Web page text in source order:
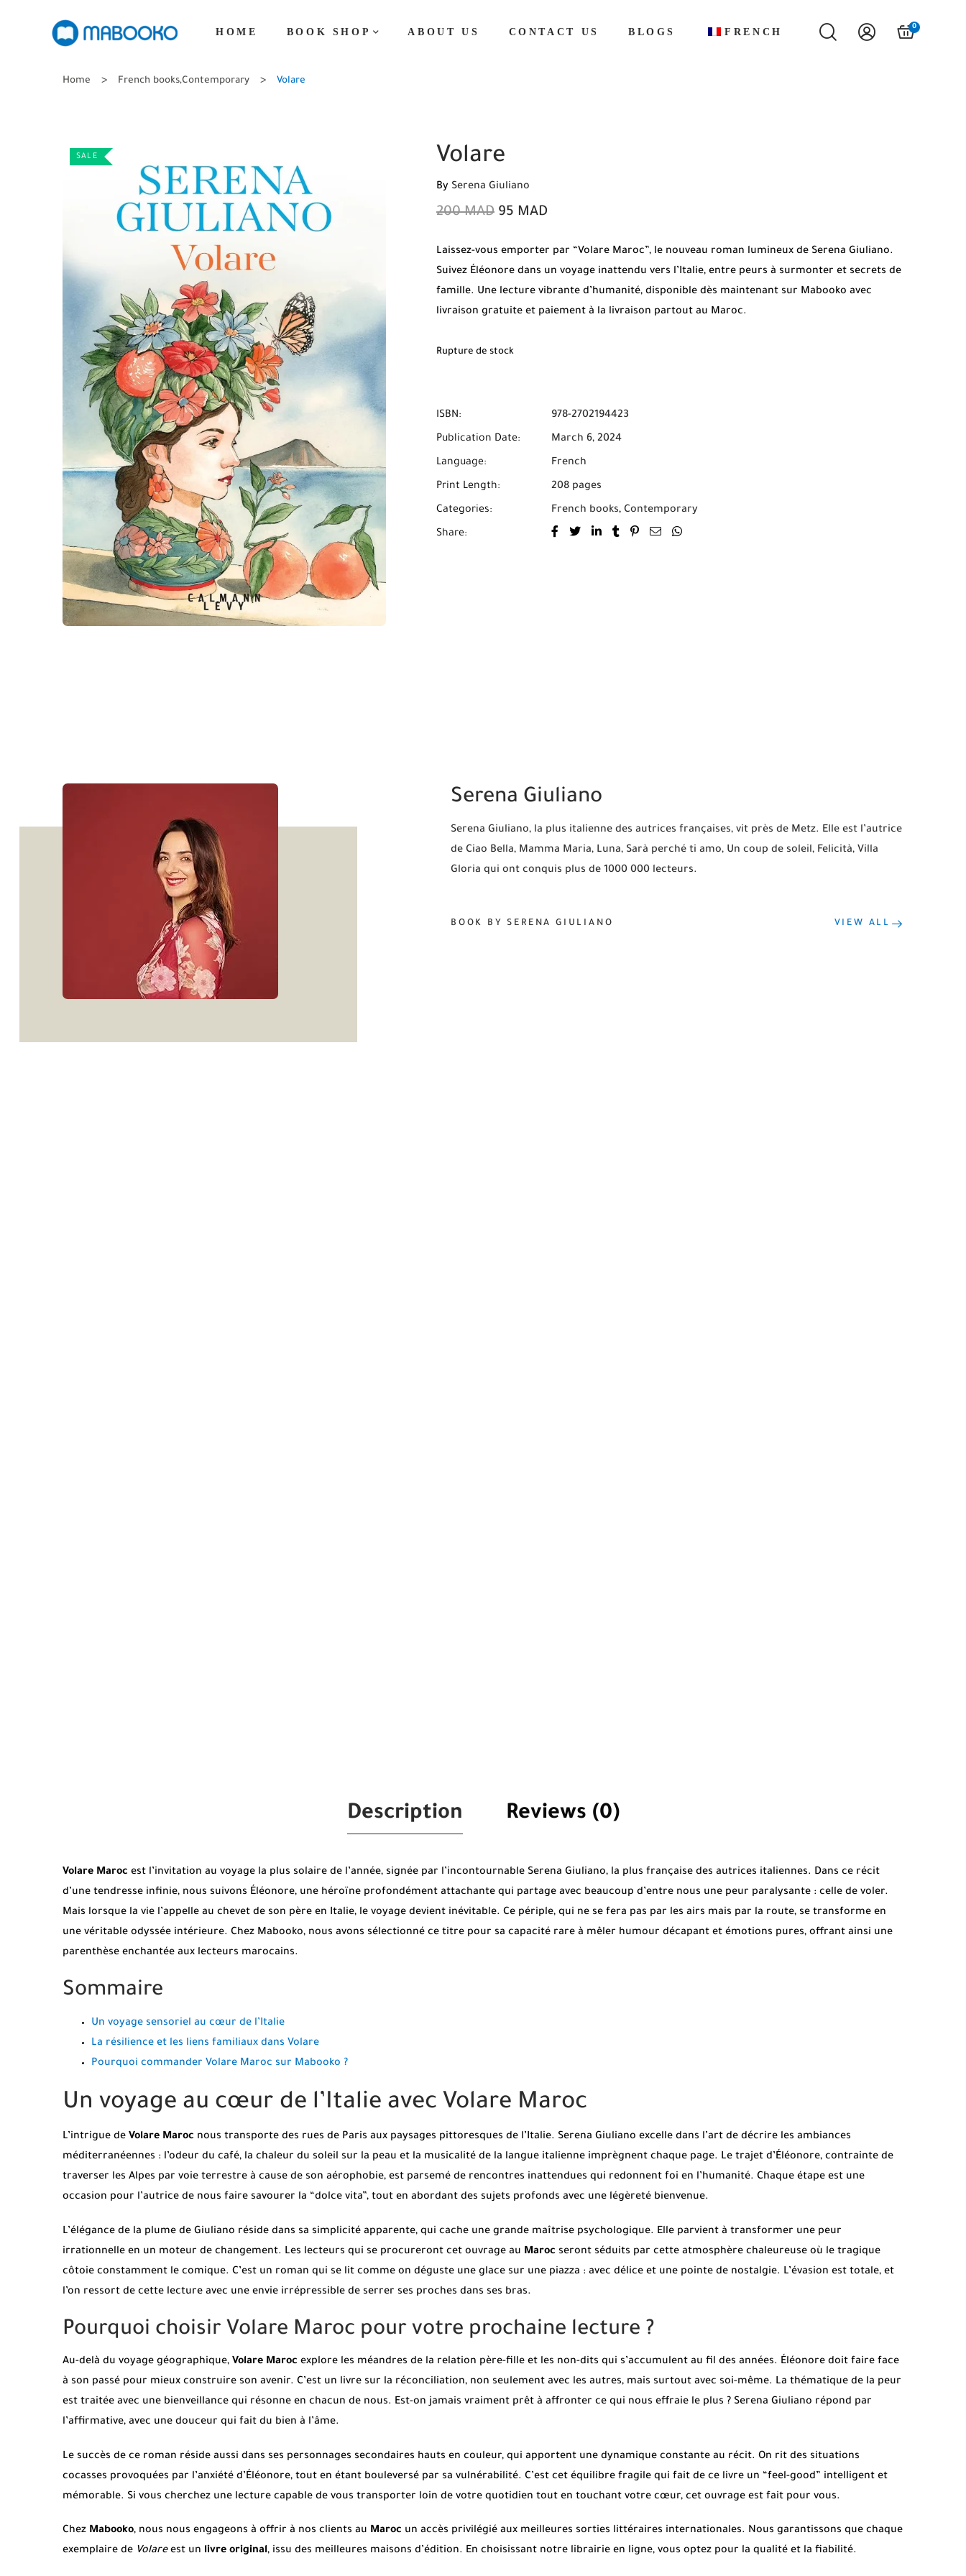
HOME BOOK SHOP ABOUT US CONTACT US BLOGS FRENCH 0
Home French books,Contemporary Volare
SALE Volare
By Serena Giuliano
200MAD 95 MAD
Laissez-vous emporter par “Volare Maroc”, le nouveau roman lumineux de Serena Giuliano.
Suivez Éléonore dans un voyage inattendu vers l’Italie, entre peurs à surmonter et secrets de
famille. Une lecture vibrante d’humanité, disponible dès maintenant sur Mabooko avec
livraison gratuite et paiement à la livraison partout au Maroc.
Rupture de stock
ISBN: 978-2702194423
Publication Date: March 6, 2024
Language: French
Print Length: 208 pages
Categories: French books, Contemporary
Share:
Serena Giuliano
Serena Giuliano, la plus italienne des autrices françaises, vit près de Metz. Elle est l’autrice
de Ciao Bella, Mamma Maria, Luna, Sarà perché ti amo, Un coup de soleil, Felicità, Villa
Gloria qui ont conquis plus de 1000 000 lecteurs.
BOOK BY SERENA GIULIANO VIEW ALL
Description Reviews (0)
Volare Maroc est l’invitation au voyage la plus solaire de l’année, signée par l’incontournable Serena Giuliano, la plus française des autrices italiennes. Dans ce récit
d’une tendresse infinie, nous suivons Éléonore, une héroïne profondément attachante qui partage avec beaucoup d’entre nous une peur paralysante : celle de voler.
Mais lorsque la vie l’appelle au chevet de son père en Italie, le voyage devient inévitable. Ce périple, qui ne se fera pas par les airs mais par la route, se transforme en
une véritable odyssée intérieure. Chez Mabooko, nous avons sélectionné ce titre pour sa capacité rare à mêler humour décapant et émotions pures, offrant ainsi une
parenthèse enchantée aux lecteurs marocains.
Sommaire
Un voyage sensoriel au cœur de l’Italie
La résilience et les liens familiaux dans Volare
Pourquoi commander Volare Maroc sur Mabooko ?
Un voyage au cœur de l’Italie avec Volare Maroc
L’intrigue de Volare Maroc nous transporte des rues de Paris aux paysages pittoresques de l’Italie. Serena Giuliano excelle dans l’art de décrire les ambiances
méditerranéennes : l’odeur du café, la chaleur du soleil sur la peau et la musicalité de la langue italienne imprègnent chaque page. Le trajet d’Éléonore, contrainte de
traverser les Alpes par voie terrestre à cause de son aérophobie, est parsemé de rencontres inattendues qui redonnent foi en l’humanité. Chaque étape est une
occasion pour l’autrice de nous faire savourer la “dolce vita”, tout en abordant des sujets profonds avec une légèreté bienvenue.
L’élégance de la plume de Giuliano réside dans sa simplicité apparente, qui cache une grande maîtrise psychologique. Elle parvient à transformer une peur
irrationnelle en un moteur de changement. Les lecteurs qui se procureront cet ouvrage au Maroc seront séduits par cette atmosphère chaleureuse où le tragique
côtoie constamment le comique. C’est un roman qui se lit comme on déguste une glace sur une piazza : avec délice et une pointe de nostalgie. L’évasion est totale, et
l’on ressort de cette lecture avec une envie irrépressible de serrer ses proches dans ses bras.
Pourquoi choisir Volare Maroc pour votre prochaine lecture ?
Au-delà du voyage géographique, Volare Maroc explore les méandres de la relation père-fille et les non-dits qui s’accumulent au fil des années. Éléonore doit faire face
à son passé pour mieux construire son avenir. C’est un livre sur la réconciliation, non seulement avec les autres, mais surtout avec soi-même. La thématique de la peur
est traitée avec une bienveillance qui résonne en chacun de nous. Est-on jamais vraiment prêt à affronter ce qui nous effraie le plus ? Serena Giuliano répond par
l’affirmative, avec une douceur qui fait du bien à l’âme.
Le succès de ce roman réside aussi dans ses personnages secondaires hauts en couleur, qui apportent une dynamique constante au récit. On rit des situations
cocasses provoquées par l’anxiété d’Éléonore, tout en étant bouleversé par sa vulnérabilité. C’est cet équilibre fragile qui fait de ce livre un “feel-good” intelligent et
mémorable. Si vous cherchez une lecture capable de vous transporter loin de votre quotidien tout en touchant votre cœur, cet ouvrage est fait pour vous.
Chez Mabooko, nous nous engageons à offrir à nos clients au Maroc un accès privilégié aux meilleures sorties littéraires internationales. Nous garantissons que chaque
exemplaire de Volareest un livre original, issu des meilleures maisons d’édition. En choisissant notre librairie en ligne, vous optez pour la qualité et la fiabilité.